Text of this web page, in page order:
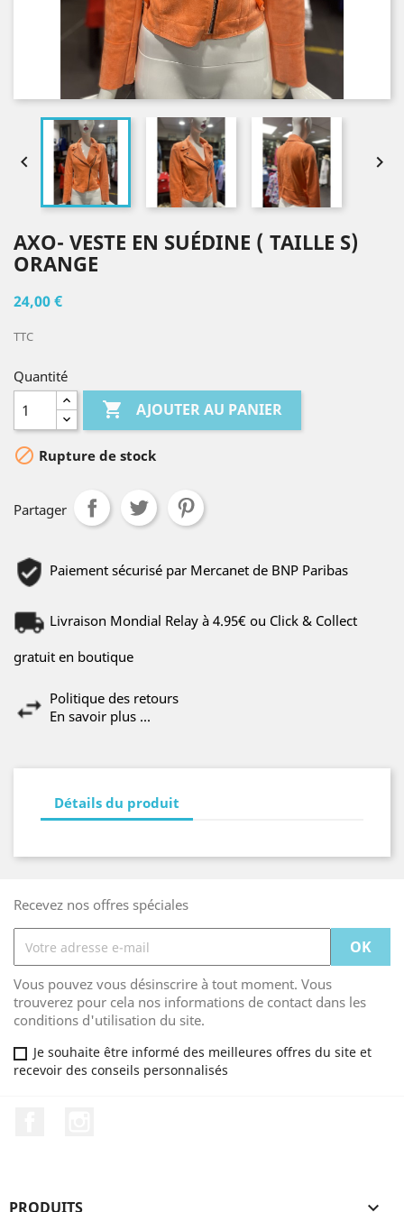
 
AXO- VESTE EN SUÉDINE ( TAILLE S)
ORANGE
24,00 €
TTC
Quantité
 AJOUTER AU PANIER
 Rupture de stock
Partager
Paiement sécurisé par Mercanet de BNP Paribas
Livraison Mondial Relay à 4.95€ ou Click & Collect
gratuit en boutique
Politique des retours
En savoir plus ...
Détails du produit
Recevez nos offres spéciales
Vous pouvez vous désinscrire à tout moment. Vous
trouverez pour cela nos informations de contact dans les
conditions d'utilisation du site.
Je souhaite être informé des meilleures offres du site et
recevoir des conseils personnalisés
PRODUITS